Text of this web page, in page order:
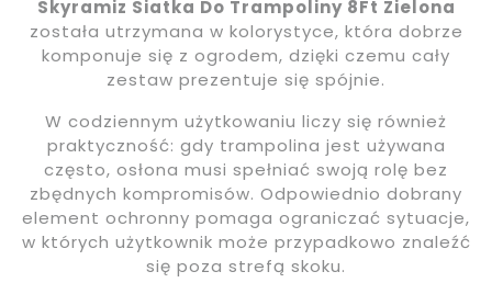
Skyramiz Siatka Do Trampoliny 8Ft Zielona
została utrzymana w kolorystyce, która dobrze
komponuje się z ogrodem, dzięki czemu cały
zestaw prezentuje się spójnie.
W codziennym użytkowaniu liczy się również
praktyczność: gdy trampolina jest używana
często, osłona musi spełniać swoją rolę bez
zbędnych kompromisów. Odpowiednio dobrany
element ochronny pomaga ograniczać sytuacje,
w których użytkownik może przypadkowo znaleźć
się poza strefą skoku.